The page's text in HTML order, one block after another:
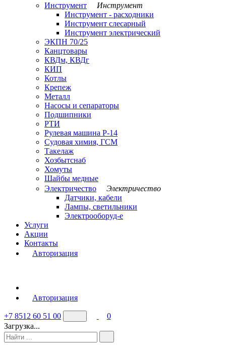
Инструмент
Инструмент
Инструмент - расходники
Инструмент слесарный
Инструмент электрический
ЭКПН 70/25
Канцтовары
КВДм, КВДг
КИП
Котлы
Крепеж
Металл
Насосы и сепараторы
Подшипники
РТИ
Рулевая машина Р-14
Судовая химия, ГСМ
Такелаж
Хозбытснаб
Хомуты
Шайбы медные
Электричество
Электричество
Датчики, кабели
Лампы, светильники
Электрооборуд-е
Услуги
Акции
Контакты
Авторизация
Авторизация
+7 8512 60 51 00
0
Загрузка...